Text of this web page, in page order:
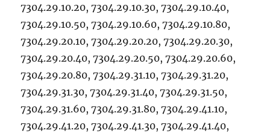
7304.29.10.20, 7304.29.10.30, 7304.29.10.40,
7304.29.10.50, 7304.29.10.60, 7304.29.10.80,
7304.29.20.10, 7304.29.20.20, 7304.29.20.30,
7304.29.20.40, 7304.29.20.50, 7304.29.20.60,
7304.29.20.80, 7304.29.31.10, 7304.29.31.20,
7304.29.31.30, 7304.29.31.40, 7304.29.31.50,
7304.29.31.60, 7304.29.31.80, 7304.29.41.10,
7304.29.41.20, 7304.29.41.30, 7304.29.41.40,